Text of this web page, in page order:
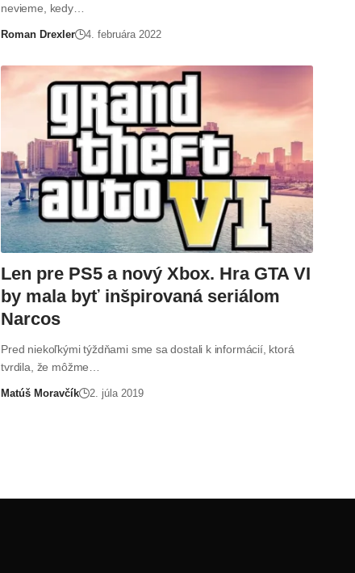
nevieme, kedy…
Roman Drexler 4. februára 2022
Len pre PS5 a nový Xbox. Hra GTA VI
by mala byť inšpirovaná seriálom
Narcos
Pred niekoľkými týždňami sme sa dostali k informácií, ktorá
tvrdila, že môžme…
Matúš Moravčík 2. júla 2019